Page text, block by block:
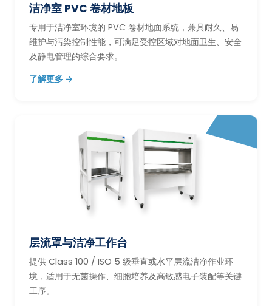
洁净室 PVC 卷材地板
专用于洁净室环境的 PVC 卷材地面系统，兼具耐久、易
维护与污染控制性能，可满足受控区域对地面卫生、安全
及静电管理的综合要求。
了解更多 →
层流罩与洁净工作台
提供 Class 100 / ISO 5 级垂直或水平层流洁净作业环
境，适用于无菌操作、细胞培养及高敏感电子装配等关键
工序。